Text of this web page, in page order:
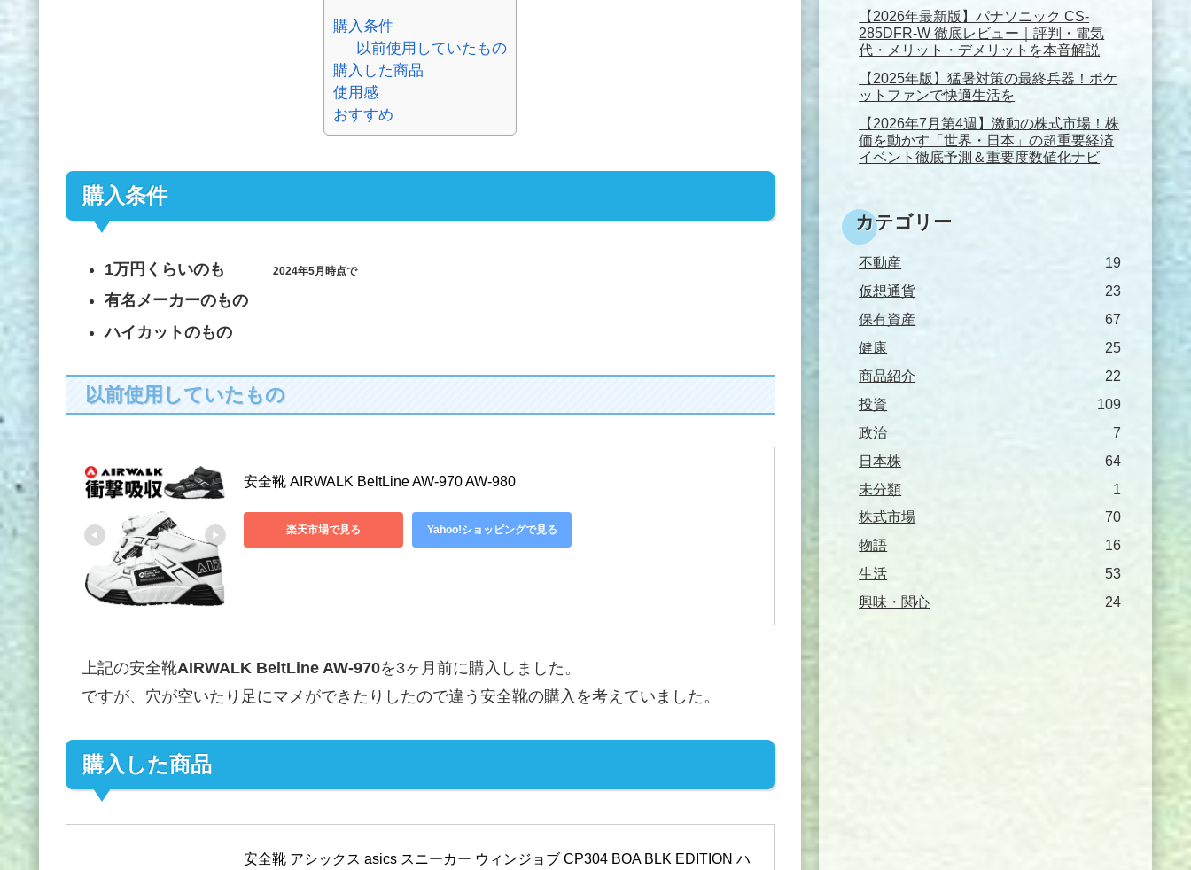
購入条件
以前使用していたもの
購入した商品
使用感
おすすめ
購入条件
1万円くらいのも 2024年5月時点で
有名メーカーのもの
ハイカットのもの
以前使用していたもの
安全靴 AIRWALK BeltLine AW-970 AW-980
楽天市場で見る Yahoo!ショッピングで見る
上記の安全靴AIRWALK BeltLine AW-970を3ヶ月前に購入しました。
ですが、穴が空いたり足にマメができたりしたので違う安全靴の購入を考えていました。
購入した商品
安全靴 アシックス asics スニーカー ウィンジョブ CP304 BOA BLK EDITION ハ
【2026年最新版】パナソニック CS-
285DFR-W 徹底レビュー｜評判・電気
代・メリット・デメリットを本音解説
【2025年版】猛暑対策の最終兵器！ポケ
ットファンで快適生活を
【2026年7月第4週】激動の株式市場！株
価を動かす「世界・日本」の超重要経済
イベント徹底予測＆重要度数値化ナビ
カテゴリー
不動産
19
仮想通貨
23
保有資産
67
健康
25
商品紹介
22
投資
109
政治
7
日本株
64
未分類
1
株式市場
70
物語
16
生活
53
興味・関心
24